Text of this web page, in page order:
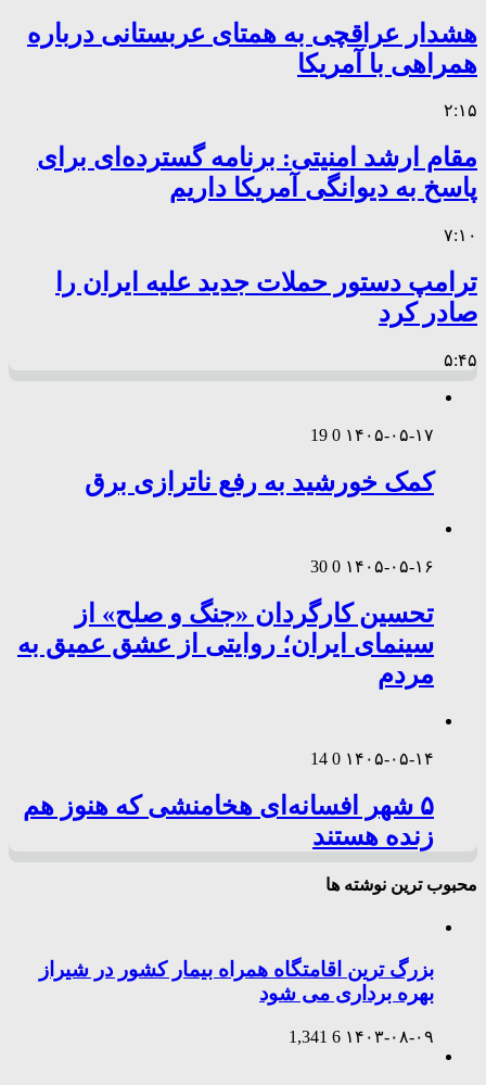
هشدار عراقچی به همتای عربستانی درباره
همراهی با آمریکا
۲:۱۵
مقام ارشد امنیتی: برنامه گسترده‌ای برای
پاسخ به دیوانگی آمریکا داریم
۷:۱۰
ترامپ دستور حملات جدید علیه ایران را
صادر کرد
۵:۴۵
۱۴۰۵-۰۵-۱۷ 0
19
کمک خورشید به رفع ناترازی برق
۱۴۰۵-۰۵-۱۶ 0
30
تحسین کارگردان «جنگ و صلح» از
سینمای ایران؛ روایتی از عشق عمیق به
مردم
۱۴۰۵-۰۵-۱۴ 0
14
۵ شهر افسانه‌ای هخامنشی که هنوز هم
زنده هستند
محبوب ترین نوشته ها
بزرگ ترین اقامتگاه همراه بیمار کشور در شیراز
بهره برداری می شود
۱۴۰۳-۰۸-۰۹ 6
1,341